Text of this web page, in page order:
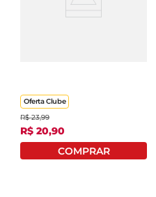
Oferta Clube
R$ 23,99
R$ 20,90